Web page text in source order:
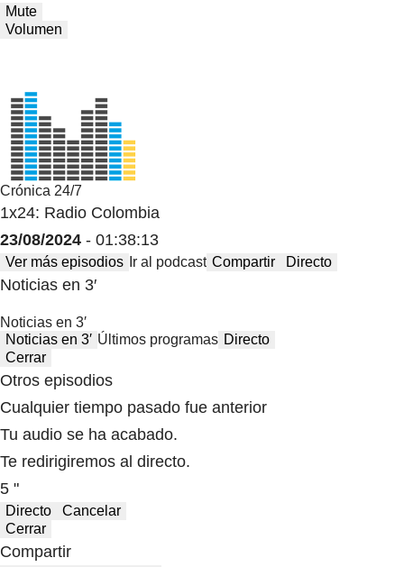
Mute
Volumen
Crónica 24/7
1x24: Radio Colombia
23/08/2024 - 01:38:13
Ver más episodios Ir al podcast Compartir Directo
Noticias en 3′
Noticias en 3′
Noticias en 3′ Últimos programas Directo
Cerrar
Otros episodios
Cualquier tiempo pasado fue anterior
Tu audio se ha acabado.
Te redirigiremos al directo.
5 "
Directo
Cancelar
Cerrar
Compartir